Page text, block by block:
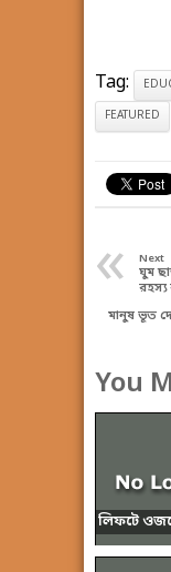
Tag:
FEATURED
« Next
ঘুম
রহস্য
মানুষ ভূত
You
লিফটে